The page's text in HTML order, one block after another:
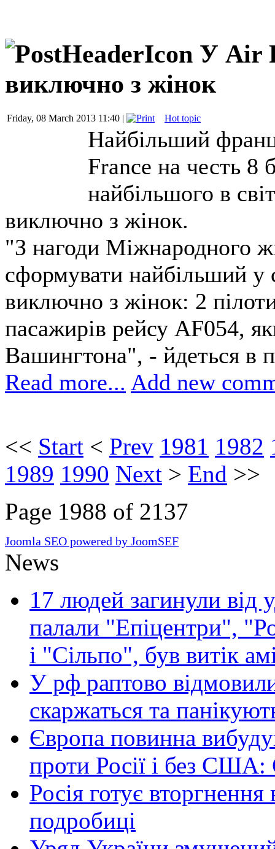
У Air
виключно з жінок
Friday, 08 March 2013 11:40 | Hot topic
Найбільший
France на честь 8
найбільшого в
виключно з жінок.
"З нагоди Міжнародного
сформувати найбільший у
виключно з жінок: 2
пасажирів рейсу AF054,
Вашингтона", - йдеться в
Read more... Add new
<< Start < Prev 1981 1982
1989 1990 Next > End >>
Page 1988 of 2137
Joomla SEO powered by JoomSEF
News
17 людей загинули від
палали "Епіцентри",
і "Сільпо", був витік
У рф раптово
скаржаться та
Європа повинна
проти Росії і без США:
Росія готує вторгнення
подробиці